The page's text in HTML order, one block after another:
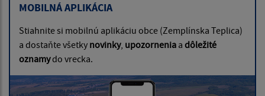
MOBILNÁ APLIKÁCIA
Stiahnite si mobilnú aplikáciu obce (Zemplínska Teplica)
a dostaňte všetky novinky, upozornenia a dôležité
oznamydo vrecka.